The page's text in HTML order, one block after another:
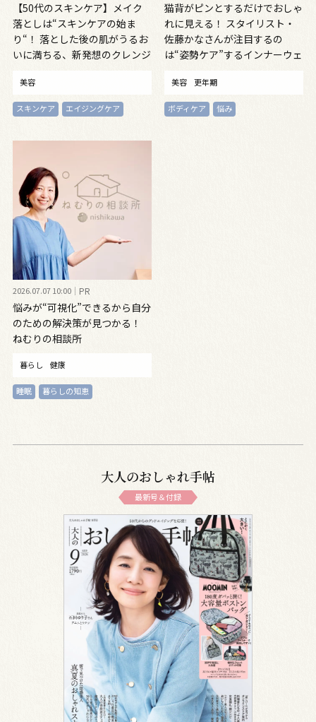
【50代のスキンケア】メイク
落としは“スキンケアの始ま
り“！ 落とした後の肌がうるお
いに満ちる、新発想のクレンジ
美容
スキンケア エイジングケア
猫背がピンとするだけでおしゃ
れに見える！ スタイリスト・
佐藤かなさんが注目するの
は“姿勢ケア”するインナーウェ
美容 更年期
ボディケア 悩み
2026.07.07 10:00 PR
悩みが“可視化”できるから自分
のための解決策が見つかる！
ねむりの相談所
暮らし 健康
睡眠 暮らしの知恵
大人のおしゃれ手帖
最新号＆付録